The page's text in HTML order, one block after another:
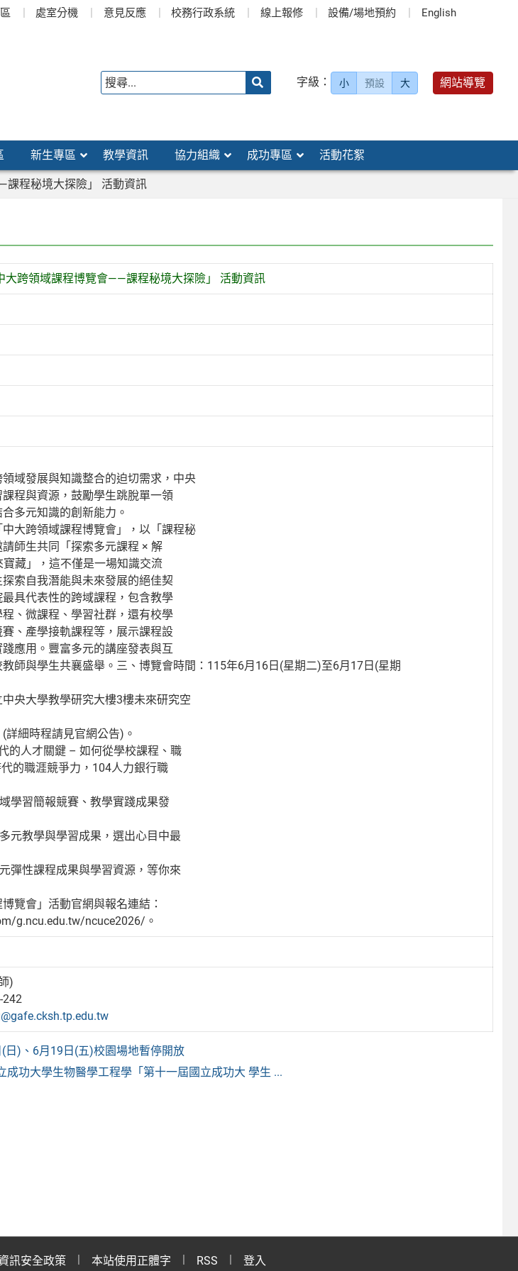
處室分機 意見反應 校務行政系統 線上報修 設備/場地預約 English
字級： 小 預設 大 網站導覽
新生專區 教學資訊 協力組織 成功專區 活動花絮
課程秘境大探險」 活動資訊
大跨領域課程博覽會——課程秘境大探險」 活動資訊
域發展與知識整合的迫切需求，中央
程與資源，鼓勵學生跳脫單一領
多元知識的創新能力。
大跨領域課程博覽會」，以「課程秘
師生共同「探索多元課程 × 解
藏」，這不僅是一場知識交流
索自我潛能與未來發展的絕佳契
具代表性的跨域課程，包含教學
、微課程、學習社群，還有校學
、產學接軌課程等，展示課程設
應用。豐富多元的講座發表與互
師與學生共襄盛舉。三、博覽會時間：115年6月16日(星期二)至6月17日(星期
央大學教學研究大樓3樓未來研究空
詳細時程請見官網公告)。
的人才關鍵 – 如何從學校課程、職
的職涯競爭力，104人力銀行職
學習簡報競賽、教學實踐成果發
元教學與學習成果，選出心目中最
彈性課程成果與學習資源，等你來
覽會」活動官網與報名連結：
g.ncu.edu.tw/ncuce2026/。
)
242
日)、6月19日(五)校園場地暫停開放
成功大學生物醫學工程學「第十一屆國立成功大 學生 ...
訊安全政策 本站使用正體字 RSS 登入